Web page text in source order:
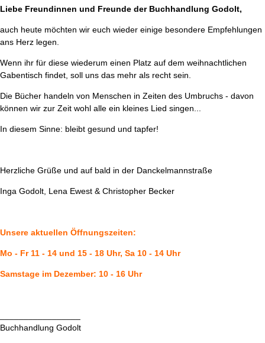
Liebe Freundinnen und Freunde der Buchhandlung Godolt,
auch heute möchten wir euch wieder einige besondere Empfehlungen
ans Herz legen.
Wenn ihr für diese wiederum einen Platz auf dem weihnachtlichen
Gabentisch findet, soll uns das mehr als recht sein.
Die Bücher handeln von Menschen in Zeiten des Umbruchs - davon
können wir zur Zeit wohl alle ein kleines Lied singen...
In diesem Sinne: bleibt gesund und tapfer!
Herzliche Grüße und auf bald in der Danckelmannstraße
Inga Godolt, Lena Ewest & Christopher Becker
Unsere aktuellen Öffnungszeiten:
Mo - Fr 11 - 14 und 15 - 18 Uhr, Sa 10 - 14 Uhr
Samstage im Dezember: 10 - 16 Uhr
Buchhandlung Godolt